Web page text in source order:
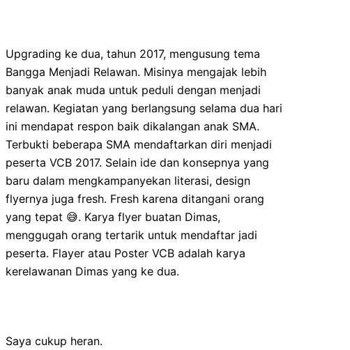
Upgrading ke dua, tahun 2017, mengusung tema
Bangga Menjadi Relawan. Misinya mengajak lebih
banyak anak muda untuk peduli dengan menjadi
relawan. Kegiatan yang berlangsung selama dua hari
ini mendapat respon baik dikalangan anak SMA.
Terbukti beberapa SMA mendaftarkan diri menjadi
peserta VCB 2017. Selain ide dan konsepnya yang
baru dalam mengkampanyekan literasi, design
flyernya juga fresh. Fresh karena ditangani orang
yang tepat 😅. Karya flyer buatan Dimas,
menggugah orang tertarik untuk mendaftar jadi
peserta. Flayer atau Poster VCB adalah karya
kerelawanan Dimas yang ke dua.
Saya cukup heran.